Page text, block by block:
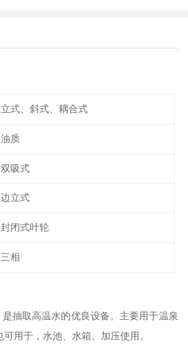
立式、斜式、耦合式
油质
双吸式
边立式
封闭式叶轮
三相
抽取高温水的优良设备。主要用于温泉
用于，水池、水箱、加压使用。